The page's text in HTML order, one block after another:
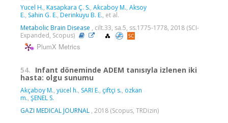
Yucel H., Kasapkara Ç. S., Akcaboy M., Aksoy
E., Sahin G. E., Derinkuyu B. E., et al.
Metabolic Brain Disease , cilt.33, sa.5, ss.1775-1778, 2018 (SCI-
Expanded, Scopus)
PlumX Metrics
54. Infant döneminde ADEM tanısıyla izlenen iki
hasta: olgu sunumu
Akçaboy M., yücel h., SARI E., çiftçi s., özkan
m., ŞENEL S.
GAZI MEDICAL JOURNAL , 2018 (Scopus, TRDizin)